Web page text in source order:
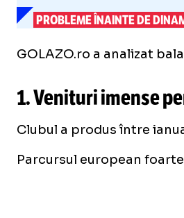
PROBLEME ÎNAINTE DE
GOLAZO.ro a analizat
1. Venituri imense
Clubul a produs între
Parcursul european